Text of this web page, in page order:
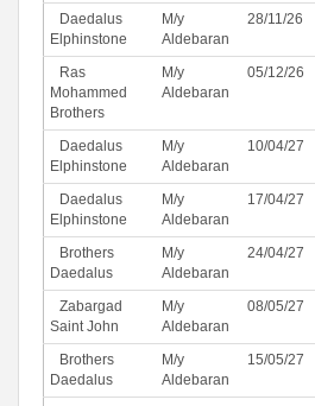
Daedalus
Elphinstone
M/y
Aldebaran
28/11/26
Ras
Mohammed
Brothers
M/y
Aldebaran
05/12/26
Daedalus
Elphinstone
M/y
Aldebaran
10/04/27
Daedalus
Elphinstone
M/y
Aldebaran
17/04/27
Brothers
Daedalus
M/y
Aldebaran
24/04/27
Zabargad
Saint John
M/y
Aldebaran
08/05/27
Brothers
Daedalus
M/y
Aldebaran
15/05/27